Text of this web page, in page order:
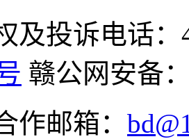
及投诉电话：
赣公网安备
作邮箱：